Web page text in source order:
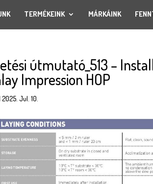
TERMÉKEINK MÁRKÁINK
útmutató_513 –
Impression HOP
2025. Jul. 10.